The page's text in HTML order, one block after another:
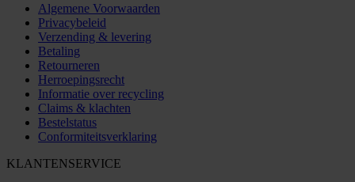
Algemene Voorwaarden
Privacybeleid
Verzending & levering
Betaling
Retourneren
Herroepingsrecht
Informatie over recycling
Claims & klachten
Bestelstatus
Conformiteitsverklaring
KLANTENSERVICE